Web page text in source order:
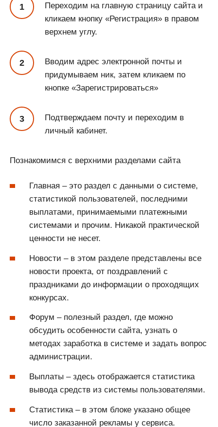
Переходим на главную страницу сайта и
кликаем кнопку «Регистрация» в правом
верхнем углу.
Вводим адрес электронной почты и
придумываем ник, затем кликаем по
кнопке «Зарегистрироваться»
Подтверждаем почту и переходим в
личный кабинет.
Познакомимся с верхними разделами сайта
Главная – это раздел с данными о системе,
статистикой пользователей, последними
выплатами, принимаемыми платежными
системами и прочим. Никакой практической
ценности не несет.
Новости – в этом разделе представлены все
новости проекта, от поздравлений с
праздниками до информации о проходящих
конкурсах.
Форум – полезный раздел, где можно
обсудить особенности сайта, узнать о
методах заработка в системе и задать вопрос
администрации.
Выплаты – здесь отображается статистика
вывода средств из системы пользователями.
Статистика – в этом блоке указано общее
число заказанной рекламы у сервиса.